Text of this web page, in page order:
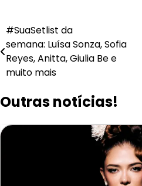
Navegação
de
Post
#SuaSetlist da
semana: Luísa Sonza, Sofia
Reyes, Anitta, Giulia Be e
muito mais
Outras notícias!